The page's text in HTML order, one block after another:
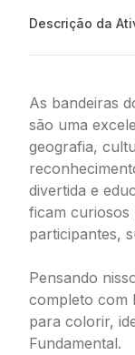
Descrição da
As bandeiras
são uma
geografia,
divertida e
ficam curiosos
participantes,
Pensando
completo com
para colorir,
Fundamental.